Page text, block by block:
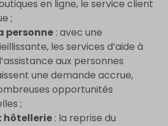
en ligne, le service client
;
personne : avec une
les services d’aide à
aux personnes
une demande accrue,
opportunités
;
hôtellerie : la reprise du